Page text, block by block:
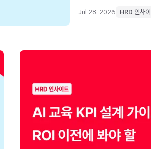
Jul 28, 2026 HRD 인사